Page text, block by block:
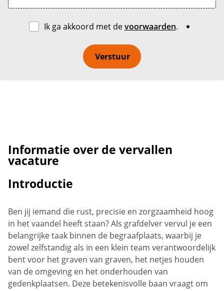
Ik ga akkoord met devoorwaarden.
Verstuur
Informatie over de vervallen
vacature
Introductie
Ben jij iemand die rust, precisie en zorgzaamheid hoog
in het vaandel heeft staan? Als grafdelver vervul je een
belangrijke taak binnen de begraafplaats, waarbij je
zowel zelfstandig als in een klein team verantwoordelijk
bent voor het graven van graven, het netjes houden
van de omgeving en het onderhouden van
gedenkplaatsen. Deze betekenisvolle baan vraagt om